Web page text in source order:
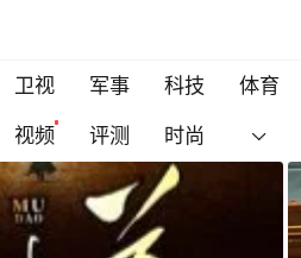
卫视 军事 科技
体育
视频 评测 时尚